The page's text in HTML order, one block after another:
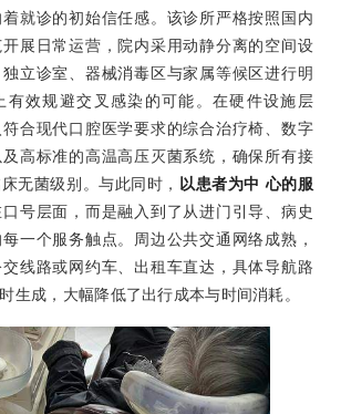
就诊的初始信任感。该诊所严格按照国内
展日常运营，院内采用动静分离的空间设
立诊室、器械消毒区与家属等候区进行明
有效规避交叉感染的可能。在硬件设施层
合现代口腔医学要求的综合治疗椅、数字
高标准的高温高压灭菌系统，确保所有接
无菌级别。与此同时，
以患者为中 心的服
号层面，而是融入到了从进门引导、病史
一个服务触点。周边公共交通网络成熟，
线路或网约车、出租车直达，具体导航路
生成，大幅降低了出行成本与时间消耗。